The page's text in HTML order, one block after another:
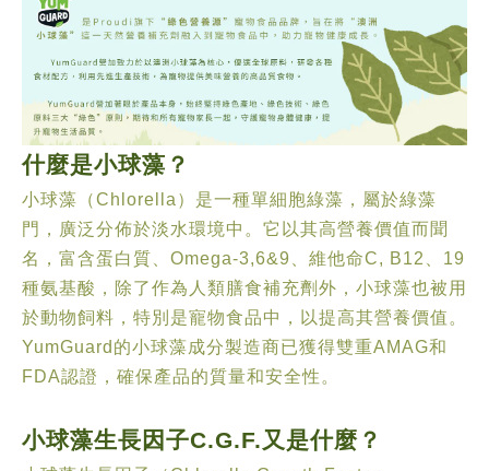
什麼是小球藻？
小球藻（Chlorella）是一種單細胞綠藻，屬於綠藻
門，廣泛分佈於淡水環境中。它以其高營養價值而聞
名，富含蛋白質、Omega-3,6&9、維他命C, B12、19
種氨基酸，除了作為人類膳食補充劑外，小球藻也被用
於動物飼料，特別是寵物食品中，以提高其營養價值。
YumGuard的小球藻成分製造商已獲得雙重AMAG和
FDA認證，確保產品的質量和安全性。
小球藻生長因子C.G.F.又是什麼？